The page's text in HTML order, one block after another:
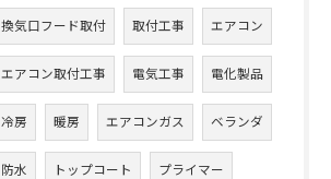
換気口フード取付 取付工事 エアコン
エアコン取付工事 電気工事 電化製品
冷房 暖房 エアコンガス ベランダ
防水 トップコート プライマー